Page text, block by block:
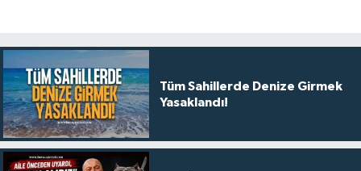
Tüm Sahillerde Denize Girmek
Yasaklandı!